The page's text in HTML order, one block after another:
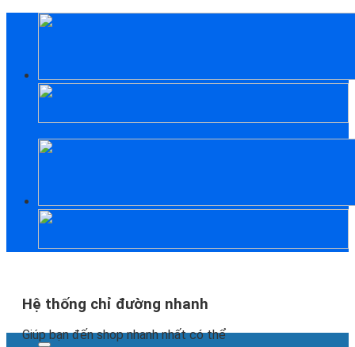
Hệ thống chỉ đường nhanh
Giúp bạn đến shop nhanh nhất có thể